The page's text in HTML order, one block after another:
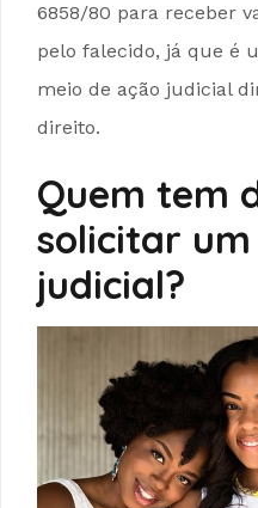
6858/80 para receber
pelo falecido, já que é
meio de ação judicial
direito.
Quem tem
solicitar
judicial?